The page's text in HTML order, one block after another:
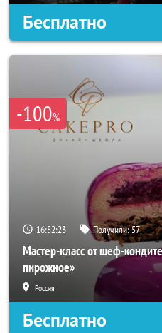
Бесплатно
-100%
16:52:22 Получили:57
Мастер-класс от шеф-
пирожное»
Россия
Бесплатно